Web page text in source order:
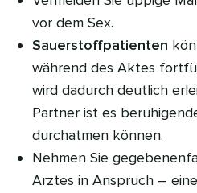
vor dem Sex.
Sauerstoffpatienten
während des Aktes
wird dadurch deutlich
Partner ist es
durchatmen können.
Nehmen Sie
Arztes in Anspruch –